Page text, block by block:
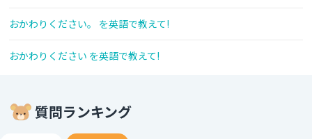
おかわりください。 を英語で教えて!
おかわりください を英語で教えて!
質問ランキング